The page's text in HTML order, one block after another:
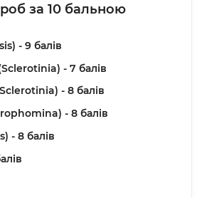
за 10 бальною
- 9 балів
- 7 балів
- 8 балів
- 8 балів
- 8 балів